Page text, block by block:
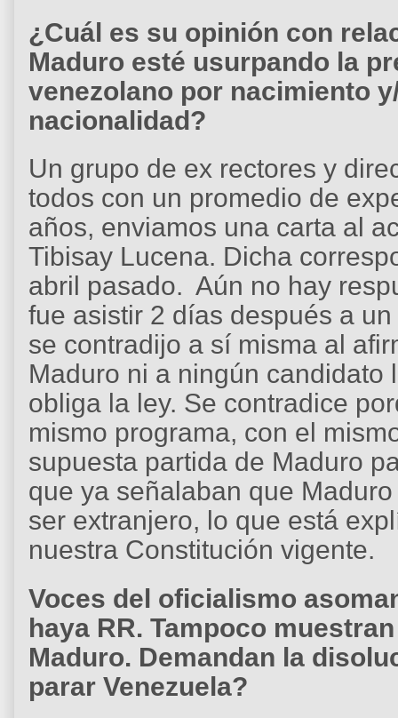
¿Cuál es su opinión con
Maduro esté usurpando la
venezolano por nacimiento
nacionalidad?
Un grupo de ex rectores y
todos con un promedio de
años, enviamos una carta al
Tibisay Lucena. Dicha
abril pasado. Aún no hay
fue asistir 2 días después a
se contradijo a sí misma al
Maduro ni a ningún candidato
obliga la ley. Se contradice
mismo programa, con el
supuesta partida de Maduro
que ya señalaban que
ser extranjero, lo que está
nuestra Constitución vigente.
Voces del oficialismo
haya RR. Tampoco
Maduro. Demandan la
parar Venezuela?